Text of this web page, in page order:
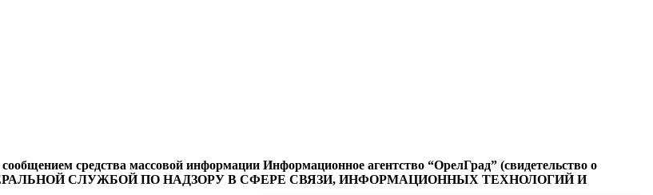
средства массовой информации Информационное агентство “ОрелГрад” (свидетельство о
ФЕДЕРАЛЬНОЙ СЛУЖБОЙ ПО НАДЗОРУ В СФЕРЕ СВЯЗИ, ИНФОРМАЦИОННЫХ ТЕХНОЛОГИЙ И